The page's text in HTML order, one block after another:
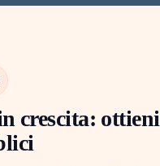
crescita: ottieni